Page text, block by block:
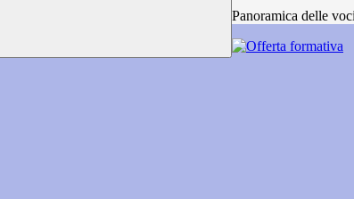
Panoramica delle